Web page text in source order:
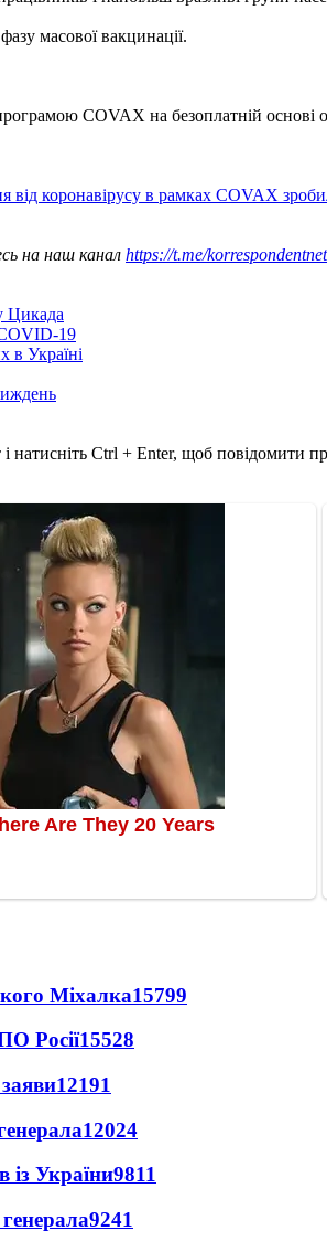
масової вакцинації.
COVAX на безоплатній основі
від коронавірусу в рамках COVAX
на наш канал https://t.me/korrespondentnet
Цикада
COVID-19
в Україні
натисніть Ctrl + Enter, щоб повідомити
Міхалка15799
Росії15528
12191
12024
із України9811
9241